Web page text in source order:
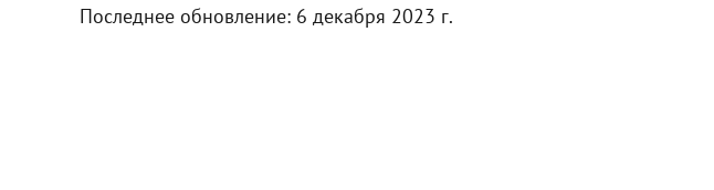
Последнее обновление: 6 декабря 2023 г.